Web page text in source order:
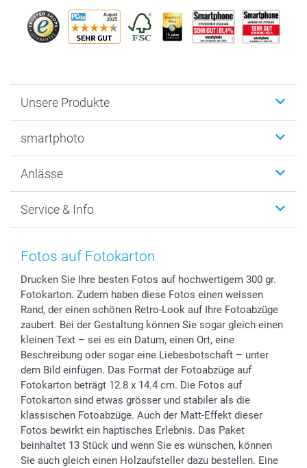
Unsere Produkte
Fotogeschenke
MyNameBook
Fotoabzüge, Fotos als Buch & Poster
Zubehör & Material
Sticker & Etiketten
Geschenk-Gutscheine (PDF)
smartphoto
Warum smartphoto
Datenschutz
AGB
Presse
Partnerprogramme
Investor Relations
B2B smartbusiness
Widerrufsrecht
Anlässe
Neujahr
Muttertag
Kommunion & Konfirmation
Hochzeit
Geburtstag
Geburt
Zu allen Anlässen
Service & Info
Anmelden /Registrieren
Lieferfristen
72h Lieferung
Zahlungsmöglichkeiten
Sitemap
Status der Bestellung
smartfriends
smartgarantie
smartbonus
Fotos auf Fotokarton
Drucken Sie Ihre besten Fotos auf hochwertigem 300 gr.
Fotokarton. Zudem haben diese Fotos einen weissen
Rand, der einen schönen Retro-Look auf Ihre Fotoabzüge
zaubert. Bei der Gestaltung können Sie sogar gleich einen
kleinen Text – sei es ein Datum, einen Ort, eine
Beschreibung oder sogar eine Liebesbotschaft – unter
dem Bild einfügen. Das Format der Fotoabzüge auf
Fotokarton beträgt 12.8 x 14.4 cm. Die Fotos auf
Fotokarton sind etwas grösser und stabiler als die
klassischen Fotoabzüge. Auch der Matt-Effekt dieser
Fotos bewirkt ein haptisches Erlebnis. Das Paket
beinhaltet 13 Stück und wenn Sie es wünschen, können
Sie auch gleich einen Holzaufsteller dazu bestellen. Eine